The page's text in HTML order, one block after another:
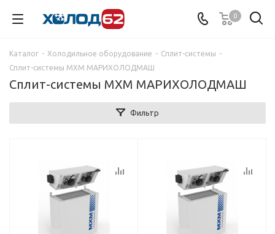
0
Каталог - Холодильное оборудование - Сплит-системы -
Сплит-системы МХМ МАРИХОЛОДМАШ
Сплит-системы МХМ МАРИХОЛОДМАШ
Фильтр